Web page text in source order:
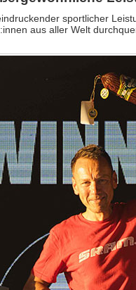
sportlicher
aus aller Welt